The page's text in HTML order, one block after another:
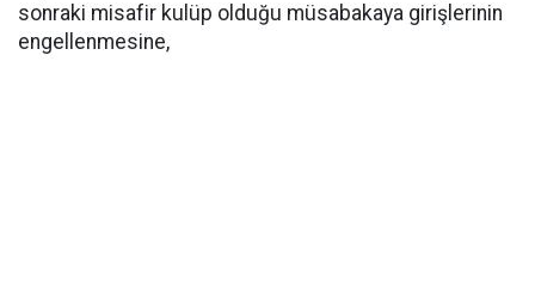
sonraki misafir kulüp olduğu müsabakaya girişlerinin
engellenmesine,